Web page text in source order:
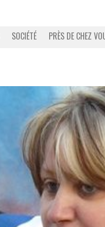
SOCIÉTÉ PRÈS DE CHEZ